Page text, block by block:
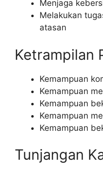
Menjaga
Melakukan
atasan
Ketrampilan
Kemampuan
Kemampuan
Kemampuan
Kemampuan
Kemampuan
Tunjangan